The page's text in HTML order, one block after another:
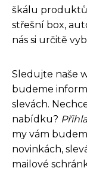
škálu
střešní box,
nás si určitě
Sledujte naše
budeme
slevách.
nabídku?
my vám
novinkách,
mailové